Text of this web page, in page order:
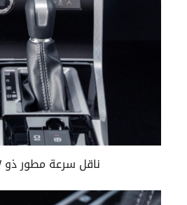
ناقل سرعة مطور ذو ٧ سرعات